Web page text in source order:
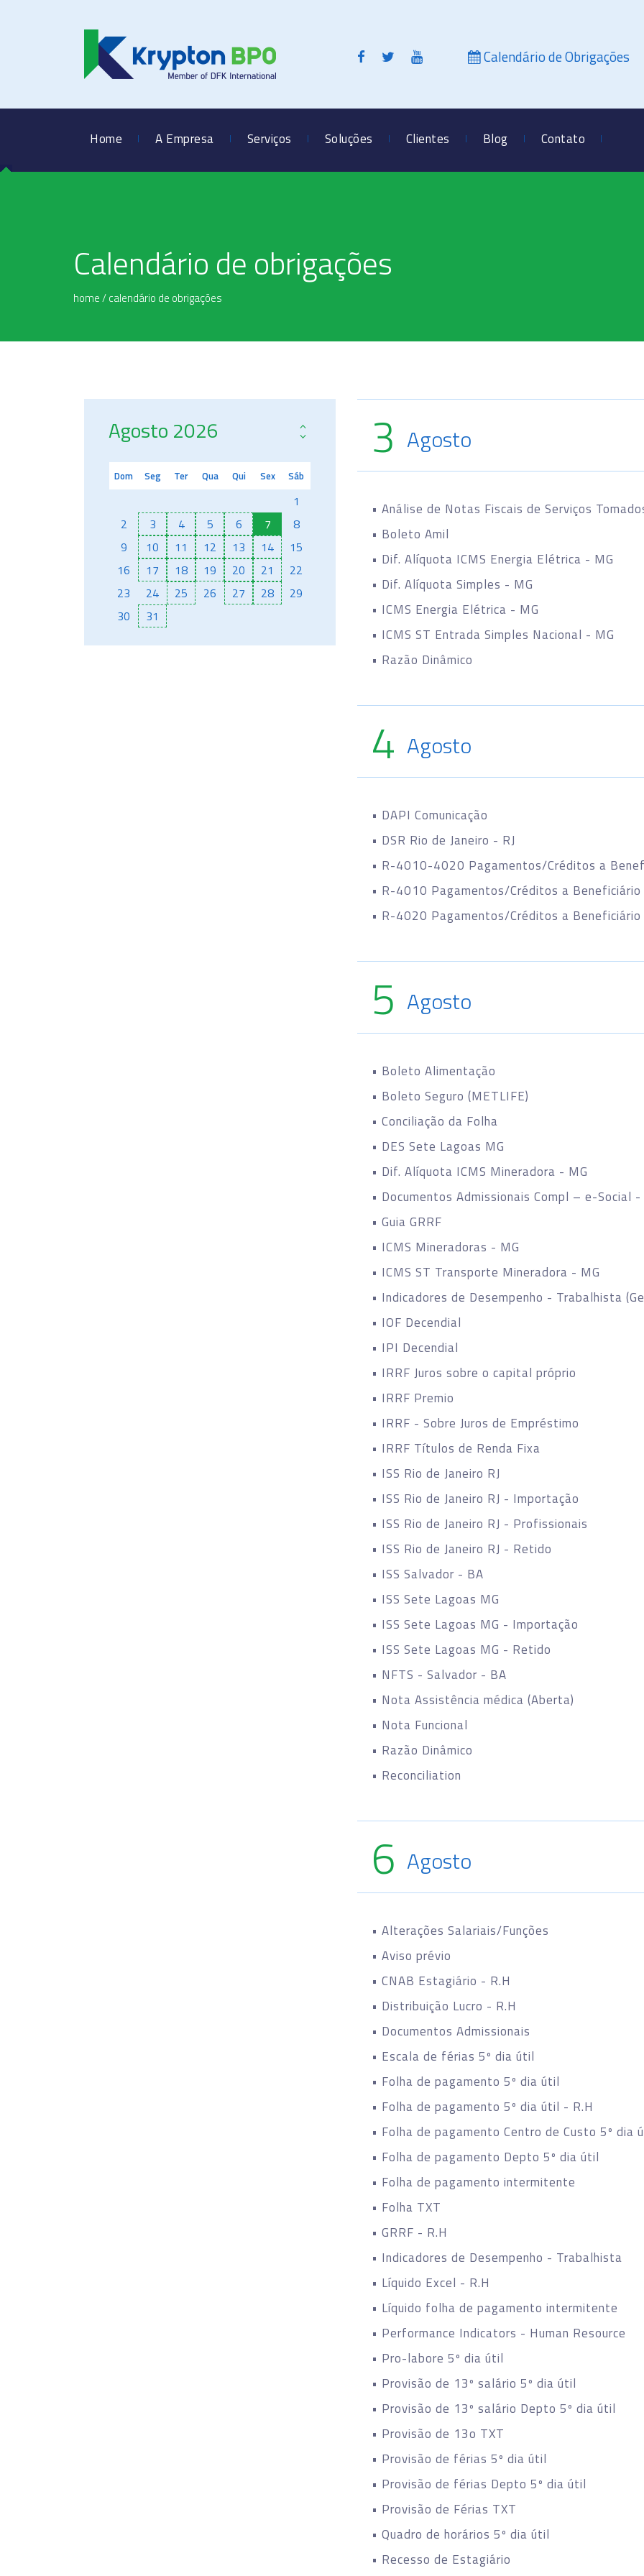
Calendário de Obrigações
Home A Empresa Serviços Soluções Clientes Blog Contato
Calendário de obrigações
home/calendário de obrigações
Agosto 2026
Dom Seg Ter Qua Qui Sex Sáb
1
2
3 4 5 6 7
8
9
10 11 12 13 14
15
16
17 18 19 20 21
22
23
24 25 26 27 28
29
30
31
3 Agosto
• Análise de Notas Fiscais de Serviços
• Boleto Amil
• Dif. Alíquota ICMS Energia Elétrica - MG
• Dif. Alíquota Simples - MG
• ICMS Energia Elétrica - MG
• ICMS ST Entrada Simples Nacional - MG
• Razão Dinâmico
4 Agosto
• DAPI Comunicação
• DSR Rio de Janeiro - RJ
• R-4010-4020 Pagamentos/Créditos a
• R-4010 Pagamentos/Créditos a
• R-4020 Pagamentos/Créditos a Beneficiário
5 Agosto
• Boleto Alimentação
• Boleto Seguro (METLIFE)
• Conciliação da Folha
• DES Sete Lagoas MG
• Dif. Alíquota ICMS Mineradora - MG
• Documentos Admissionais Compl – e-Social
• Guia GRRF
• ICMS Mineradoras - MG
• ICMS ST Transporte Mineradora - MG
• Indicadores de Desempenho - Trabalhista
• IOF Decendial
• IPI Decendial
• IRRF Juros sobre o capital próprio
• IRRF Premio
• IRRF - Sobre Juros de Empréstimo
• IRRF Títulos de Renda Fixa
• ISS Rio de Janeiro RJ
• ISS Rio de Janeiro RJ - Importação
• ISS Rio de Janeiro RJ - Profissionais
• ISS Rio de Janeiro RJ - Retido
• ISS Salvador - BA
• ISS Sete Lagoas MG
• ISS Sete Lagoas MG - Importação
• ISS Sete Lagoas MG - Retido
• NFTS - Salvador - BA
• Nota Assistência médica (Aberta)
• Nota Funcional
• Razão Dinâmico
• Reconciliation
6 Agosto
• Alterações Salariais/Funções
• Aviso prévio
• CNAB Estagiário - R.H
• Distribuição Lucro - R.H
• Documentos Admissionais
• Escala de férias 5º dia útil
• Folha de pagamento 5º dia útil
• Folha de pagamento 5º dia útil - R.H
• Folha de pagamento Centro de Custo 5º dia
• Folha de pagamento Depto 5º dia útil
• Folha de pagamento intermitente
• Folha TXT
• GRRF - R.H
• Indicadores de Desempenho - Trabalhista
• Líquido Excel - R.H
• Líquido folha de pagamento intermitente
• Performance Indicators - Human Resource
• Pro-labore 5º dia útil
• Provisão de 13º salário 5º dia útil
• Provisão de 13º salário Depto 5º dia útil
• Provisão de 13o TXT
• Provisão de férias 5º dia útil
• Provisão de férias Depto 5º dia útil
• Provisão de Férias TXT
• Quadro de horários 5º dia útil
• Recesso de Estagiário